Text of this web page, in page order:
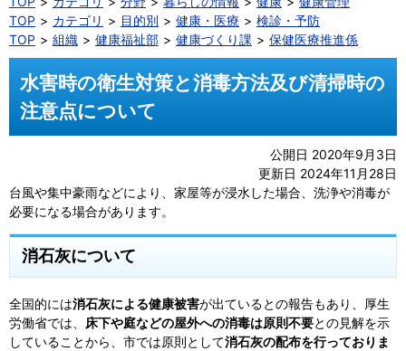
TOP
カテゴリ 目的別 健康・医療
検診・予防
TOP
組織 健康福祉部 健康づくり課 保健医療推進係
水害時の衛生対策と消毒方法及び清掃時の
注意点について
公開日 2020年9月3日
更新日 2024年11月28日
台風や集中豪雨などにより、家屋等が浸水した場合、洗浄や消毒が
必要になる場合があります。
消石灰について
全国的には消石灰による健康被害が出ているとの報告もあり、厚生
労働省では、 床下や庭などの屋外への消毒は原則不要との見解を示
していることから、市では原則として消石灰の配布を行っておりま